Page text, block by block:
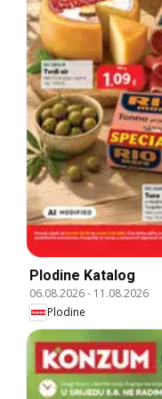
Plodine Katalog
06.08.2026- 11.08.2026
Plodine